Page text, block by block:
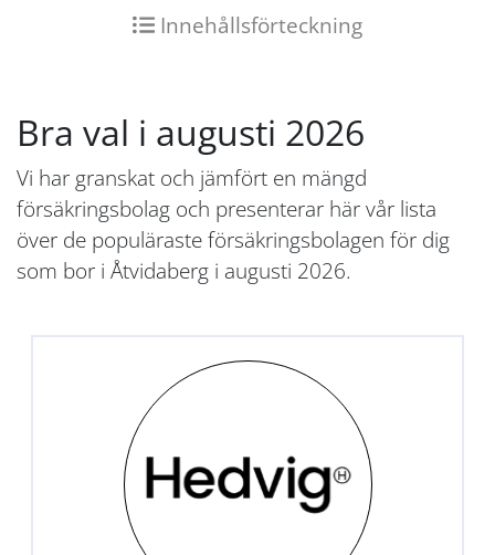
Innehållsförteckning
Bra val i augusti 2026
Vi har granskat och jämfört en mängd
försäkringsbolag och presenterar här vår lista
över de populäraste försäkringsbolagen för dig
som bor i Åtvidaberg i augusti 2026.